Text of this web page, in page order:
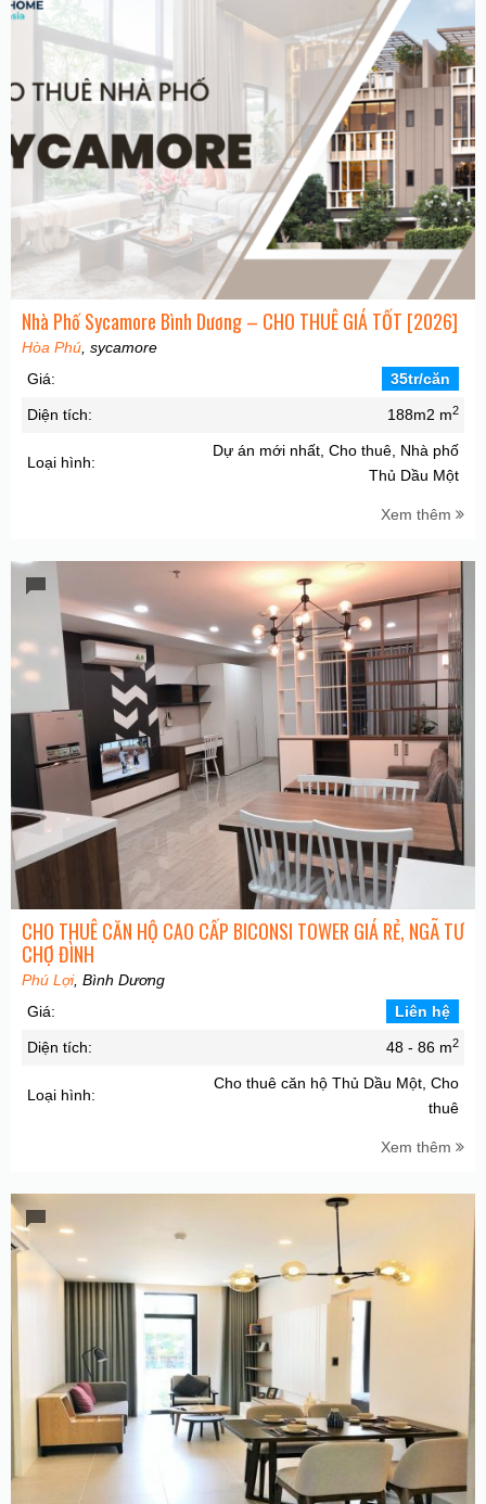
Nhà Phố Sycamore Bình Dương – CHO THUÊ GIÁ TỐT [2026]
Hòa Phú , sycamore
Giá:
35tr/căn
Diện tích: 188m2 m2
Loại hình:
Dự án mới nhất, Cho thuê, Nhà phố
Thủ Dầu Một
Xem thêm
CHO THUÊ CĂN HỘ CAO CẤP BICONSI TOWER GIÁ RẺ, NGÃ TƯ
CHỢ ĐÌNH
Phú Lợi, Bình Dương
Giá:
Liên hệ
Diện tích: 48 - 86 m2
Loại hình:
Cho thuê căn hộ Thủ Dầu Một, Cho
thuê
Xem thêm